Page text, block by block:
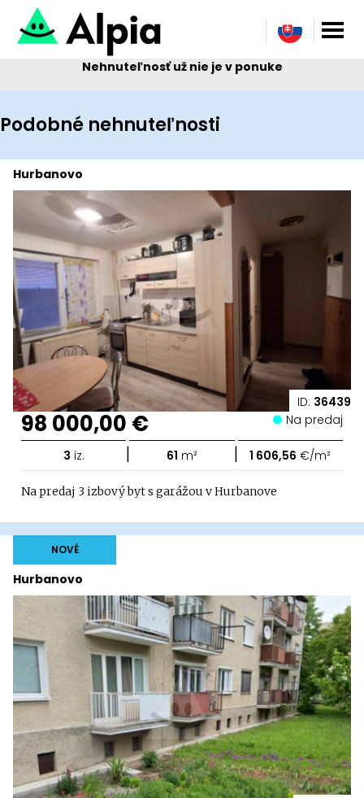
Nehnuteľnosť už nie je v ponuke
Podobné nehnuteľnosti
ID: 36439
Hurbanovo
98 000,00 € Na predaj
3 iz. | 61 m² | 1 606,56 €/m²
Na predaj 3 izbový byt s garážou v Hurbanove
Hurbanovo
NOVÉ